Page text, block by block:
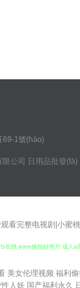
69-1號(hào)
公司 日用品批發(fā)
看完整电视剧|小蜜
线 www偷拍好色片 成人a
美女伦理视频 福利
人妖 国产福利永久